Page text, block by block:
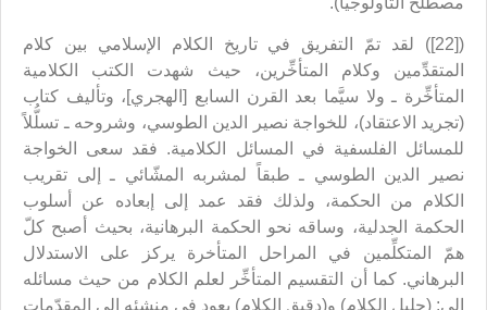
([22]) لقد تمّ التفريق في تاريخ الكلام الإسلامي بين كلام
المتقدِّمين وكلام المتأخِّرين، حيث شهدت الكتب الكلامية
المتأخِّرة ـ ولا سيَّما بعد القرن السابع [الهجري]، وتأليف كتاب
(تجريد الاعتقاد)، للخواجة نصير الدين الطوسي، وشروحه ـ تسلُّلاً
للمسائل الفلسفية في المسائل الكلامية. فقد سعى الخواجة
نصير الدين الطوسي ـ طبقاً لمشربه المشّائي ـ إلى تقريب
الكلام من الحكمة، ولذلك فقد عمد إلى إبعاده عن أسلوب
الحكمة الجدلية، وساقه نحو الحكمة البرهانية، بحيث أصبح كلّ
همّ المتكلِّمين في المراحل المتأخرة يركز على الاستدلال
البرهاني. كما أن التقسيم المتأخِّر لعلم الكلام من حيث مسائله
إلى: (جليل الكلام) و(دقيق الكلام) يعود في منشئه إلى المقدّمات